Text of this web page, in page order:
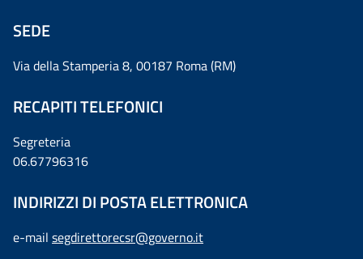
SEDE
Via della Stamperia 8, 00187 Roma (RM)
RECAPITI TELEFONICI
Segreteria
06.67796316
INDIRIZZI DI POSTA ELETTRONICA
e-mail segdirettorecsr@governo.it